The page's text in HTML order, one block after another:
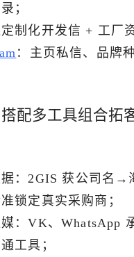
；
制化开发信 + 工厂
：主页私信、品牌
配多工具组合拓
：2GIS 获公司名→
锁定真实采购商；
：VK、WhatsApp
工具；